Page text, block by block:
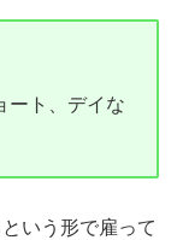
ート、デイな
いう形で雇って